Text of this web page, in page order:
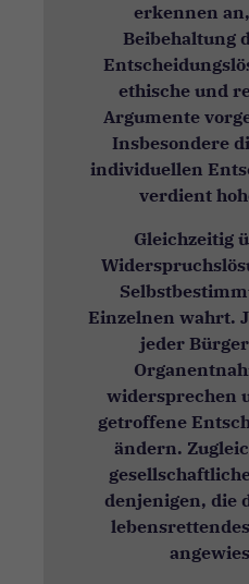
erkennen
Beibehaltung
ethische und
Argumente
Insbesondere
individuellen
verdient
Gleichzeitig
Einzelnen wahrt.
jeder
widersprechen
getroffene
ändern.
denjenigen, die